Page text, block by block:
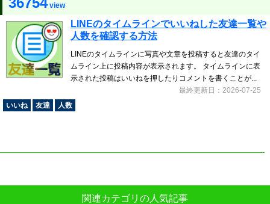
view
LINEのタイムラインでいいねした友達一覧や
人数を確認する方法
LINEのタイムラインに写真や文章を投稿すると友達のタイ
ムライン上に投稿内容が表示されます。 タイムラインに表
示された投稿はいいねを押したりコメントを書くことが...
最終更新日：2026-07-25
いいね
友達 人数
関連カテゴリの人気記事